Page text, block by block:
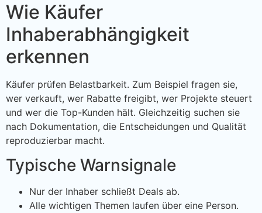
Wie Käufer
Inhaberabhängigkeit
erkennen
Käufer prüfen Belastbarkeit. Zum Beispiel fragen sie,
wer verkauft, wer Rabatte freigibt, wer Projekte steuert
und wer die Top-Kunden hält. Gleichzeitig suchen sie
nach Dokumentation, die Entscheidungen und Qualität
reproduzierbar macht.
Typische Warnsignale
Nur der Inhaber schließt Deals ab.
Alle wichtigen Themen laufen über eine Person.